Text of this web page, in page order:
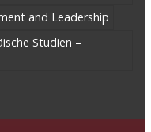
and Leadership
Studien –